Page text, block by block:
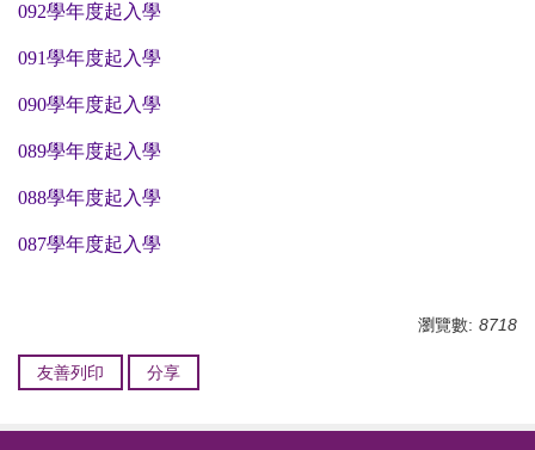
092學年度起入學
091學年度起入學
090學年度起入學
089學年度起入學
088學年度起入學
087學年度起入學
瀏覽數: 8718
友善列印 分享